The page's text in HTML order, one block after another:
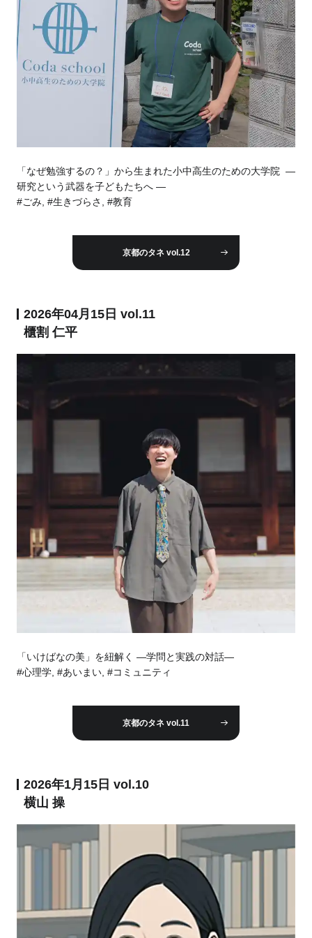
「なぜ勉強するの？」から生まれた小中高生のための大学院 ―
研究という武器を子どもたちへ ―
#ごみ, #生きづらさ, #教育
京都のタネ vol.12
2026年04月15日 vol.11
櫃割 仁平
「いけばなの美」を紐解く —学問と実践の対話—
#心理学, #あいまい, #コミュニティ
京都のタネ vol.11
2026年1月15日 vol.10
横山 操